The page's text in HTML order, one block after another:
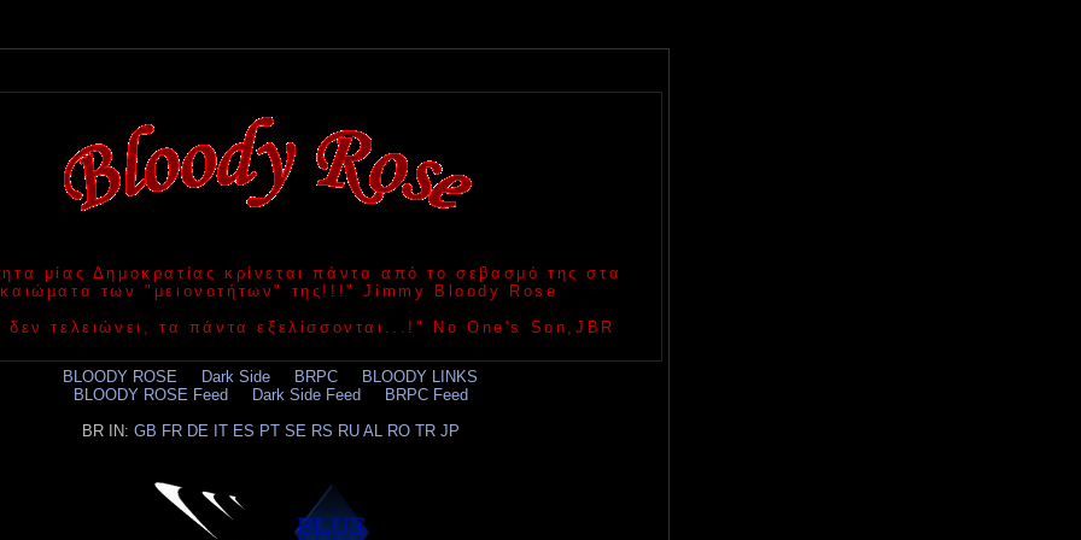
μίας Δημοκρατίας κρίνεται πάντα από το σεβασμό της στα
των "μειονοτήτων" της!!!" Jimmy Bloody Rose
δεν τελειώνει, τα πάντα εξελίσσονται...!" No One's Son,JBR
BLOODY ROSE Dark Side BRPC
BLOODY LINKS
BLOODY ROSE Feed..... Dark Side Feed..... BRPC Feed
BR IN: GB FR DE IT ES PT SE RS RU AL RO TR JP